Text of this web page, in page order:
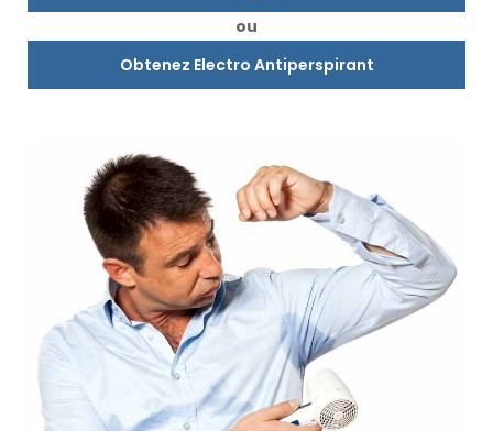
ou
Obtenez Electro Antiperspirant